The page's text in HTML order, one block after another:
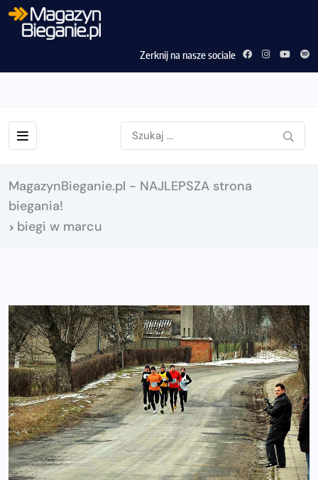
Zerknij na nasze sociale
MagazynBieganie.pl - NAJLEPSZA strona
biegania!
> biegi w marcu